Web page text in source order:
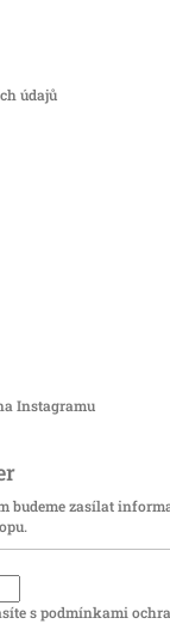
údajů
Instagramu
budeme zasílat
spodmínkami